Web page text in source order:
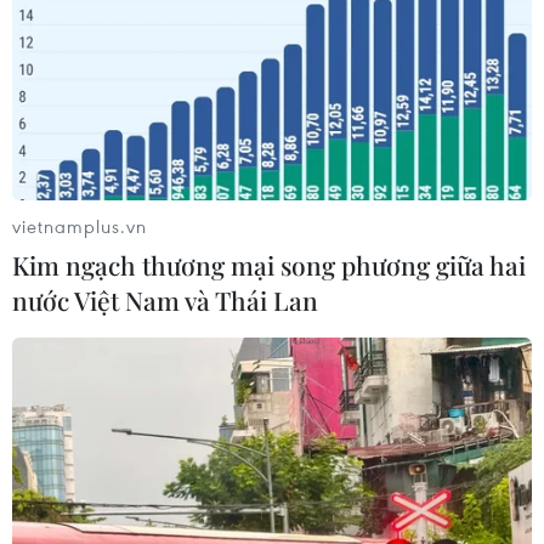
tiêm
06/08/2026 07:05
Đại biểu Quốc hội băn khoăn khả
năng cân đối vốn 2 siêu dự án giao
TP Hồ Chí Minh: Dự án mở rộng
đường Phạm Văn Bạch vẫn dang dở
06/08/2026 06:56
Xây dựng phần mềm quản lý và bộ
chỉ số đánh giá cán bộ thực chất,
vietnamplus.vn
Kim ngạch thương mại song phương giữa hai
nước Việt Nam và Thái Lan